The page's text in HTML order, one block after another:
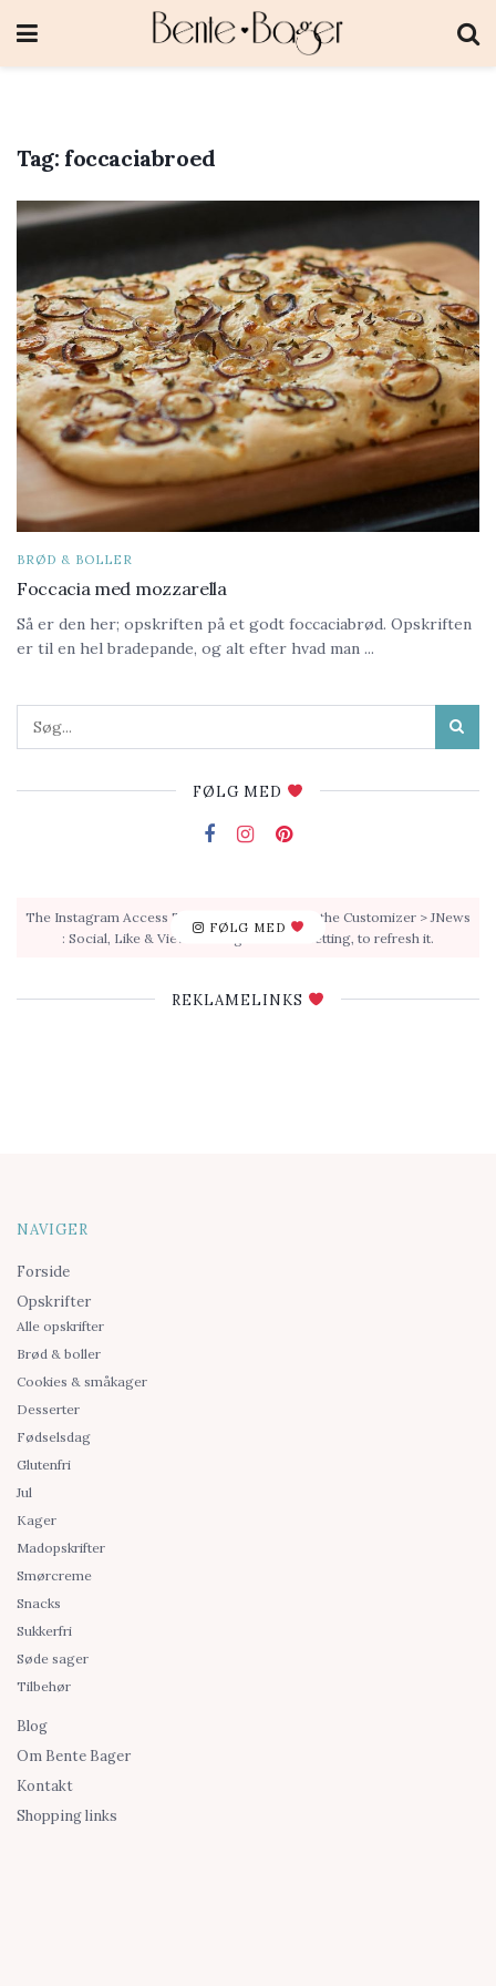
Tag: foccaciabroed
BRØD & BOLLER
Foccacia med mozzarella
Så er den her; opskriften på et godt foccaciabrød. Opskriften
er til en hel bradepande, og alt efter hvad man ...
FØLG MED
FØLG MED
The Instagram Access Token is expired, Go to the Customizer > JNews
: Social, Like & View > Instagram Feed Setting, to refresh it.
REKLAMELINKS
NAVIGER
Forside
Opskrifter
Alle opskrifter
Brød & boller
Cookies & småkager
Desserter
Fødselsdag
Glutenfri
Jul
Kager
Madopskrifter
Smørcreme
Snacks
Sukkerfri
Søde sager
Tilbehør
Blog
Om Bente Bager
Kontakt
Shopping links